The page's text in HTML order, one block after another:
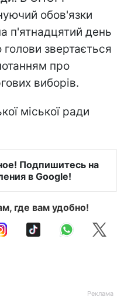
обов'язки
п'ятнадцятий день
голови звертається
про
виборів.
міської ради
Подпишитесь на
в Google!
где вам удобно!